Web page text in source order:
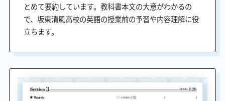
とめて要約しています。教科書本文の大意がわかるの
で、坂東清風高校の英語の授業前の予習や内容理解に役
立ちます。